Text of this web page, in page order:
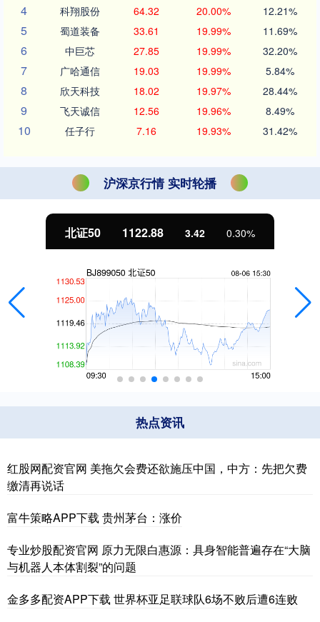
4 科翔股份 64.32 20.00% 12.21%
5 蜀道装备 33.61 19.99% 11.69%
6 中巨芯 27.85 19.99% 32.20%
7 广哈通信 19.03 19.99% 5.84%
8 欣天科技 18.02 19.97% 28.44%
9 飞天诚信 12.56 19.96% 8.49%
10 任子行 7.16 19.93% 31.42%
沪深京行情 实时轮播
北证50 1122.88 3.42 0.30%
热点资讯
红股网配资官网 美拖欠会费还欲施压中国，中方：先把欠费
缴清再说话
富牛策略APP下载 贵州茅台：涨价
专业炒股配资官网 原力无限白惠源：具身智能普遍存在“大脑
与机器人本体割裂”的问题
金多多配资APP下载 世界杯亚足联球队6场不败后遭6连败